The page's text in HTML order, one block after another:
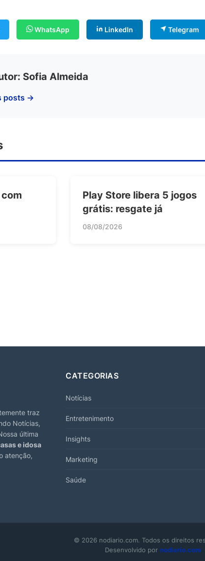
WhatsApp LinkedIn Telegram
Sofia Almeida
posts →
Play Store libera 5 jogos
grátis: resgate já
08/08/2026
traz
Notícias,
última
e idosa
atenção,
CATEGORIAS
Notícias
Entretenimento
Insights
Marketing
Saúde
© 2026 nodiario.com. Todos os direitos
Desenvolvido por nodiario.com